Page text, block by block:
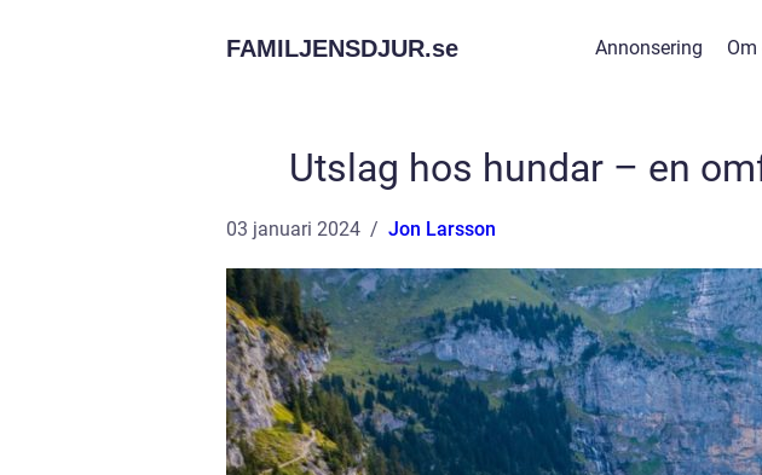
FAMILJENSDJUR.se Annonsering
Utslag hos hundar – en
03 januari 2024 Jon Larsson